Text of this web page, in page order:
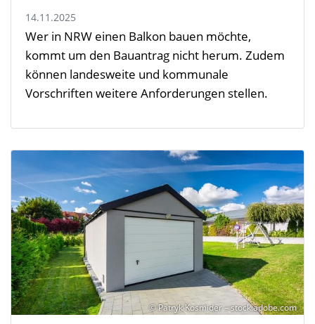
14.11.2025
Wer in NRW einen Balkon bauen möchte,
kommt um den Bauantrag nicht herum. Zudem
können landesweite und kommunale
Vorschriften weitere Anforderungen stellen.
© Patryk Kosmider – stock.adobe.com